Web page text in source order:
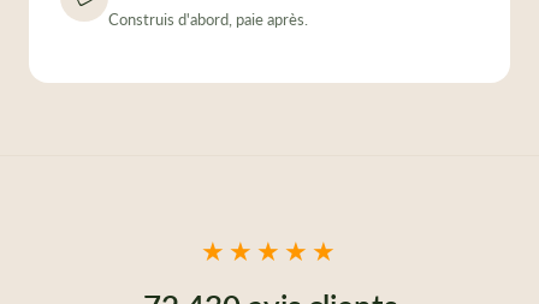
Construis d'abord, paie après.
★★★★★